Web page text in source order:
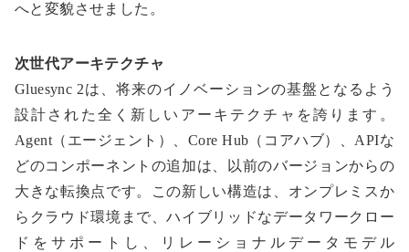
へと変貌させました。
次世代アーキテクチャ
Gluesync 2は、将来のイノベーションの基盤となるよう
設計された全く新しいアーキテクチャを誇ります。
Agent（エージェント）、Core Hub（コアハブ）、APIな
どのコンポーネントの追加は、以前のバージョンからの
大きな転換点です。この新しい構造は、オンプレミスか
らクラウド環境まで、ハイブリッドなデータワークロー
ドをサポートし、リレーショナルデータモデル